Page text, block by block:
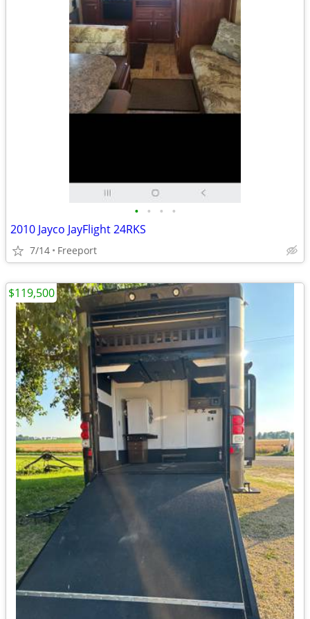
• • • •
2010 Jayco JayFlight 24RKS
7/14 Freeport
$119,500